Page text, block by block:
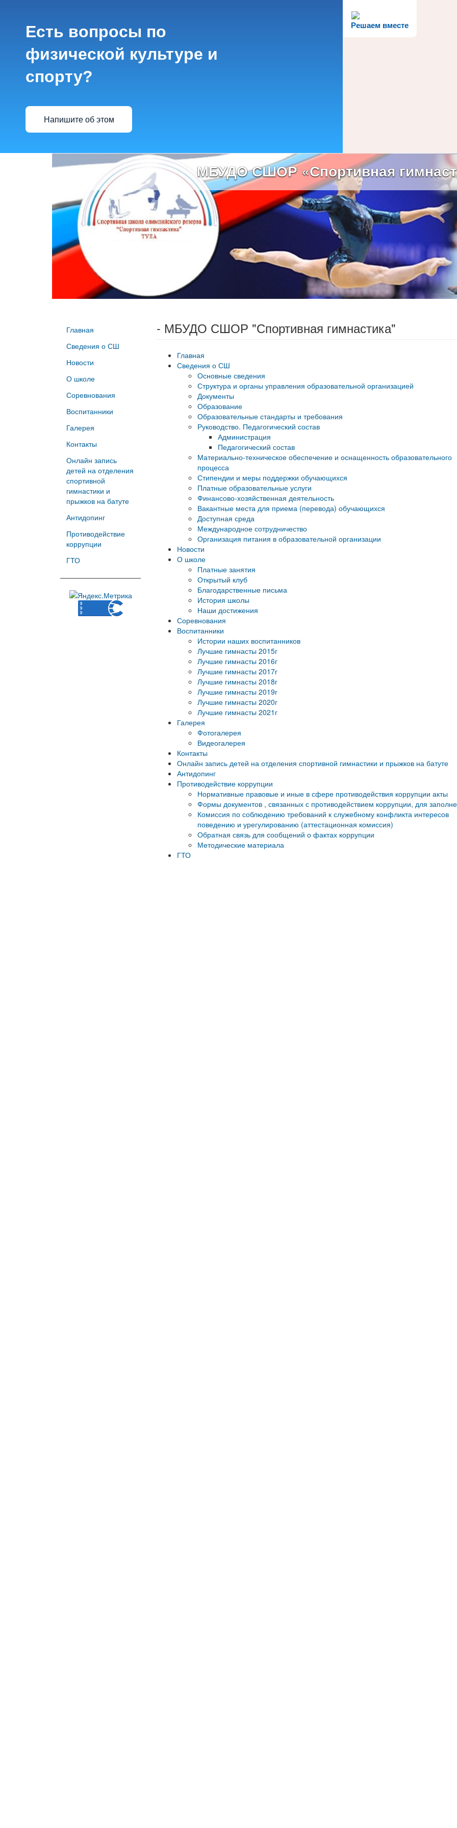
Решаем вместе
Есть вопросы по
физической культуре и
спорту?
Напишите об этом
МБУДО СШОР «Спортивная
Главная
Сведения о СШ
Новости
О школе
Соревнования
Воспитанники
Галерея
Контакты
Онлайн запись
детей на отделения
спортивной
гимнастики и
прыжков на батуте
Антидопинг
Противодействие
коррупции
ГТО
- МБУДО СШОР "Спортивная гимнастика"
Главная
Сведения о СШ
Основные сведения
Структура и органы управления образовательной организацией
Документы
Образование
Образовательные стандарты и требования
Руководство. Педагогический состав
Администрация
Педагогический состав
Материально-техническое обеспечение и оснащенность образовательного
процесса
Стипендии и меры поддержки обучающихся
Платные образовательные услуги
Финансово-хозяйственная деятельность
Вакантные места для приема (перевода) обучающихся
Доступная среда
Международное сотрудничество
Организация питания в образовательной организации
Новости
О школе
Платные занятия
Открытый клуб
Благодарственные письма
История школы
Наши достижения
Соревнования
Воспитанники
Истории наших воспитанников
Лучшие гимнасты 2015г
Лучшие гимнасты 2016г
Лучшие гимнасты 2017г
Лучшие гимнасты 2018г
Лучшие гимнасты 2019г
Лучшие гимнасты 2020г
Лучшие гимнасты 2021г
Галерея
Фотогалерея
Видеогалерея
Контакты
Онлайн запись детей на отделения спортивной гимнастики и прыжков на батуте
Антидопинг
Противодействие коррупции
Нормативные правовые и иные в сфере противодействия коррупции акты
Формы документов , связанных с противодействием коррупции, для
Комиссия по соблюдению требований к служебному конфликта интересов
поведению и урегулированию (аттестационная комиссия)
Обратная связь для сообщений о фактах коррупции
Методические материала
ГТО